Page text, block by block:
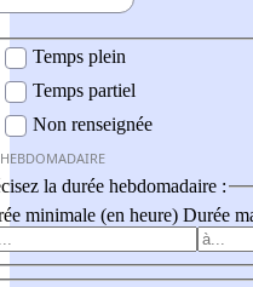
Temps plein
Temps partiel
Non renseignée
la durée hebdomadaire :
minimale (en heure) Durée